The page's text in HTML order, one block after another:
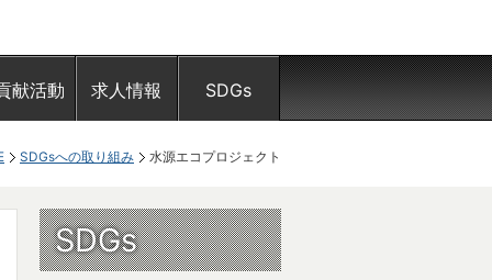
献活動 求人情報 SDGs
SDGsへの取り組み 水源エコプロジェクト
SDGs